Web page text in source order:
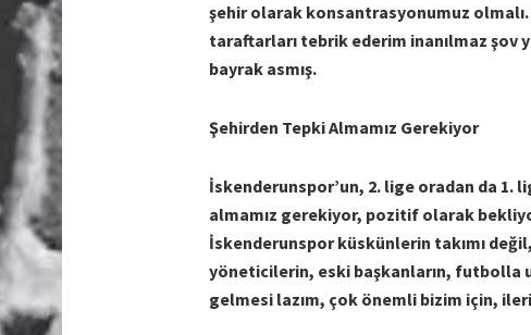
şehir olarak konsantrasyonumuz
taraftarları tebrik ederim inanılmaz şov
bayrak asmış.
Şehirden Tepki Almamız Gerekiyor
İskenderunspor’un, 2. lige oradan da 1.
almamız gerekiyor, pozitif olarak
İskenderunspor küskünlerin takımı
yöneticilerin, eski başkanların, futbolla
gelmesi lazım, çok önemli bizim için,